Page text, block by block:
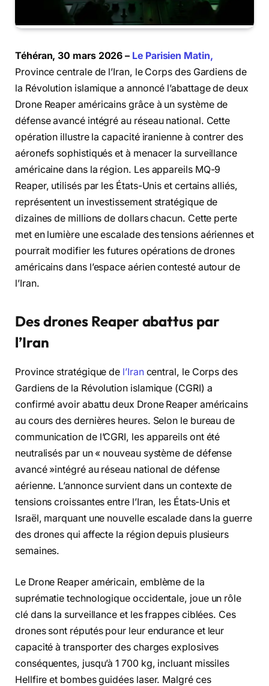
Téhéran, 30 mars 2026 – Le Parisien Matin,
Province centrale de l’Iran, le Corps des Gardiens de
la Révolution islamique a annoncé l’abattage de deux
Drone Reaper américains grâce à un système de
défense avancé intégré au réseau national. Cette
opération illustre la capacité iranienne à contrer des
aéronefs sophistiqués et à menacer la surveillance
américaine dans la région. Les appareils MQ-9
Reaper, utilisés par les États-Unis et certains alliés,
représentent un investissement stratégique de
dizaines de millions de dollars chacun. Cette perte
met en lumière une escalade des tensions aériennes et
pourrait modifier les futures opérations de drones
américains dans l’espace aérien contesté autour de
l’Iran.
Des drones Reaper abattus par
l’Iran
Province stratégique de l’Irancentral, le Corps des
Gardiens de la Révolution islamique (CGRI) a
confirmé avoir abattu deux Drone Reaper américains
au cours des dernières heures. Selon le bureau de
communication de l’CGRI, les appareils ont été
neutralisés par un « nouveau système de défense
avancé »intégré au réseau national de défense
aérienne. L’annonce survient dans un contexte de
tensions croissantes entre l’Iran, les États-Unis et
Israël, marquant une nouvelle escalade dans la guerre
des drones qui affecte la région depuis plusieurs
semaines.
Le Drone Reaper américain, emblème de la
suprématie technologique occidentale, joue un rôle
clé dans la surveillance et les frappes ciblées. Ces
drones sont réputés pour leur endurance et leur
capacité à transporter des charges explosives
conséquentes, jusqu’à 1 700 kg, incluant missiles
Hellfire et bombes guidées laser. Malgré ces